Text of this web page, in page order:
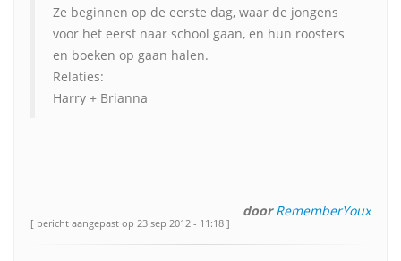
Ze beginnen op de eerste dag, waar de jongens
voor het eerst naar school gaan, en hun roosters
en boeken op gaan halen.
Relaties:
Harry + Brianna
doorRememberYoux
[ bericht aangepast op 23 sep 2012 - 11:18 ]